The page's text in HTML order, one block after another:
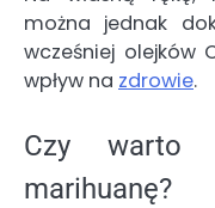
można jednak
wcześniej olejków
wpływ na zdrowie.
Czy warto
marihuanę?